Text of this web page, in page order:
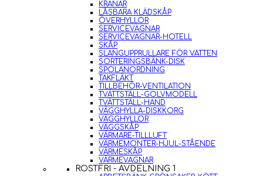
KRANAR
LÅSBARA KLÄDSKÅP
ÖVERHYLLOR
SERVICEVAGNAR
SERVICEVAGNAR-HOTELL
SKÅP
SLANGUPPRULLARE FÖR VATTEN
SORTERINGSBÄNK-DISK
SPOLANORDNING
TAKFLÄKT
TILLBEHÖR-VENTILATION
TVÄTTSTÄLL-GOLVMODELL
TVÄTTSTÄLL-HAND
VÄGGHYLLA-DISKKORG
VÄGGHYLLOR
VÄGGSKÅP
VÄRMARE-TILLLUFT
VÄRMEMONTER-HJUL-STÅENDE
VÄRMESKÅP
VÄRMEVAGNAR
ROSTFRI - AVDELNING 1